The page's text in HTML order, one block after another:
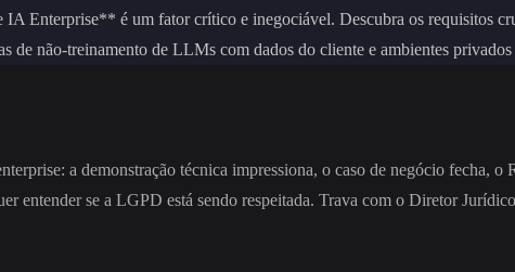
Enterprise** é um fator crítico e inegociável. Descubra os requisitos
não-treinamento de LLMs com dados do cliente e ambientes
a demonstração técnica impressiona, o caso de negócio fecha,
entender se a LGPD está sendo respeitada. Trava com o Diretor